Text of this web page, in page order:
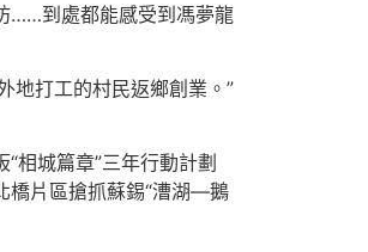
……到處都能感受到馮夢龍
地打工的村民返鄉創業。”
相城篇章”三年行動計劃
橋片區搶抓蘇錫“漕湖—鵝